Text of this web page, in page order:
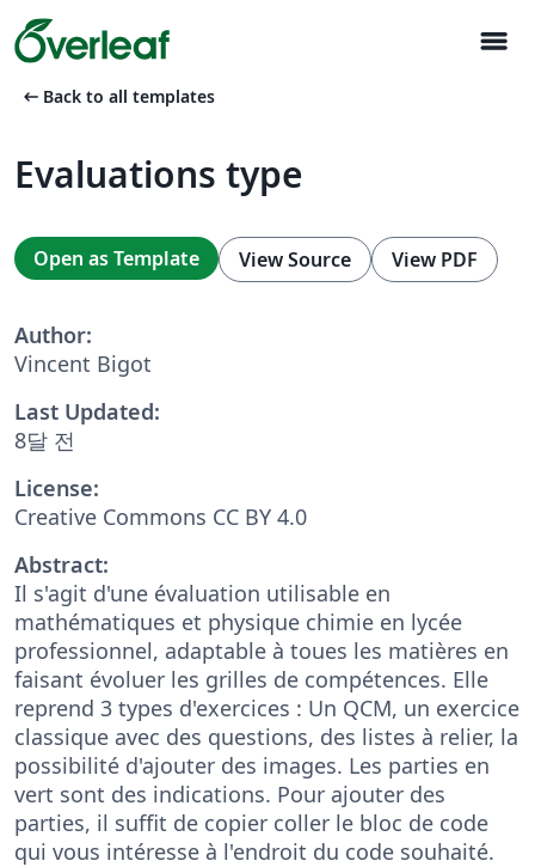
menu
arrow_left_alt Back to all templates
Evaluations type
Open as Template View Source View PDF
Author:
Vincent Bigot
Last Updated:
8달 전
License:
Creative Commons CC BY 4.0
Abstract:
Il s'agit d'une évaluation utilisable en
mathématiques et physique chimie en lycée
professionnel, adaptable à toues les matières en
faisant évoluer les grilles de compétences. Elle
reprend 3 types d'exercices : Un QCM, un exercice
classique avec des questions, des listes à relier, la
possibilité d'ajouter des images. Les parties en
vert sont des indications. Pour ajouter des
parties, il suffit de copier coller le bloc de code
qui vous intéresse à l'endroit du code souhaité.